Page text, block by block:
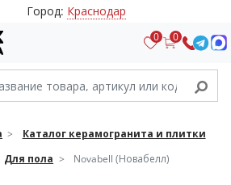
Город: Краснодар
0 0
Каталог керамогранита и плитки
Для пола Novabell (Новабелл)